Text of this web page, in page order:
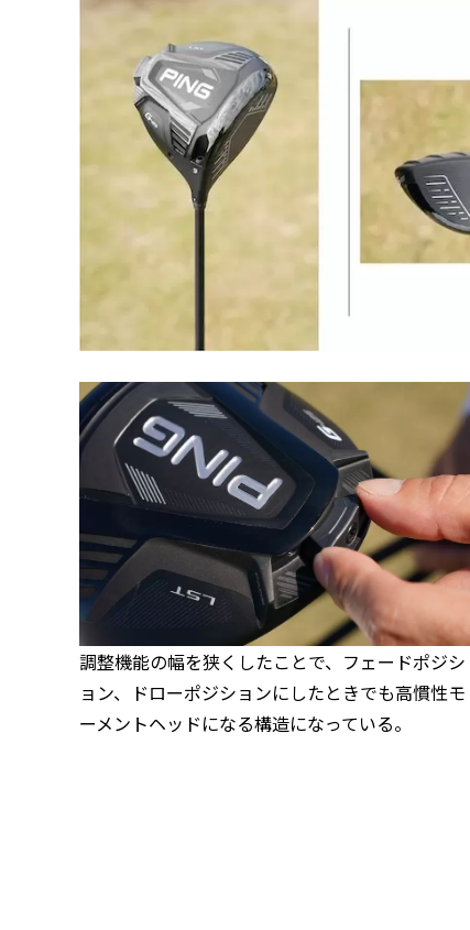
調整機能の幅を狭くしたことで、フェードポジシ
ョン、ドローポジションにしたときでも高慣性モ
ーメントヘッドになる構造になっている。